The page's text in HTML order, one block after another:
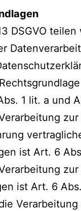
DSGVO teilen
1 lit. a und
ist Art. 6
ist Art. 6